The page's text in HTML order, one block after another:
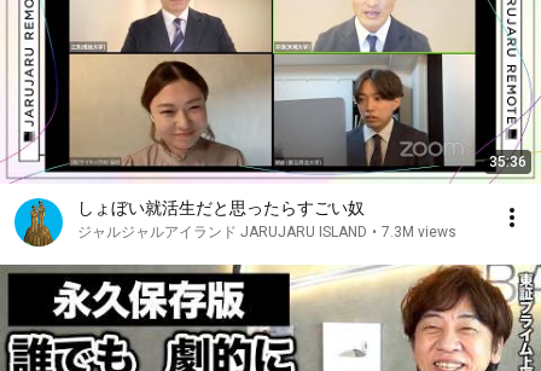
35:36
しょぼい就活生だと思ったらすごい奴
ジャルジャルアイランド JARUJARU ISLAND • 7.3M views